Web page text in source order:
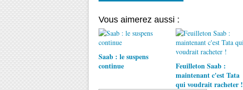
Vous aimerez aussi :
Saab : le suspens
continue
Feuilleton Saab :
maintenant c'est Tata
qui voudrait racheter !